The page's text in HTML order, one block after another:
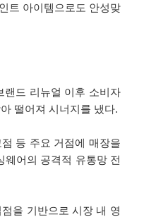
트 아이템으로도 안성맞
랜드 리뉴얼 이후 소비자
떨어져 시너지를 냈다.
등 주요 거점에 매장을
웨어의 공격적 유통망 전
을 기반으로 시장 내 영